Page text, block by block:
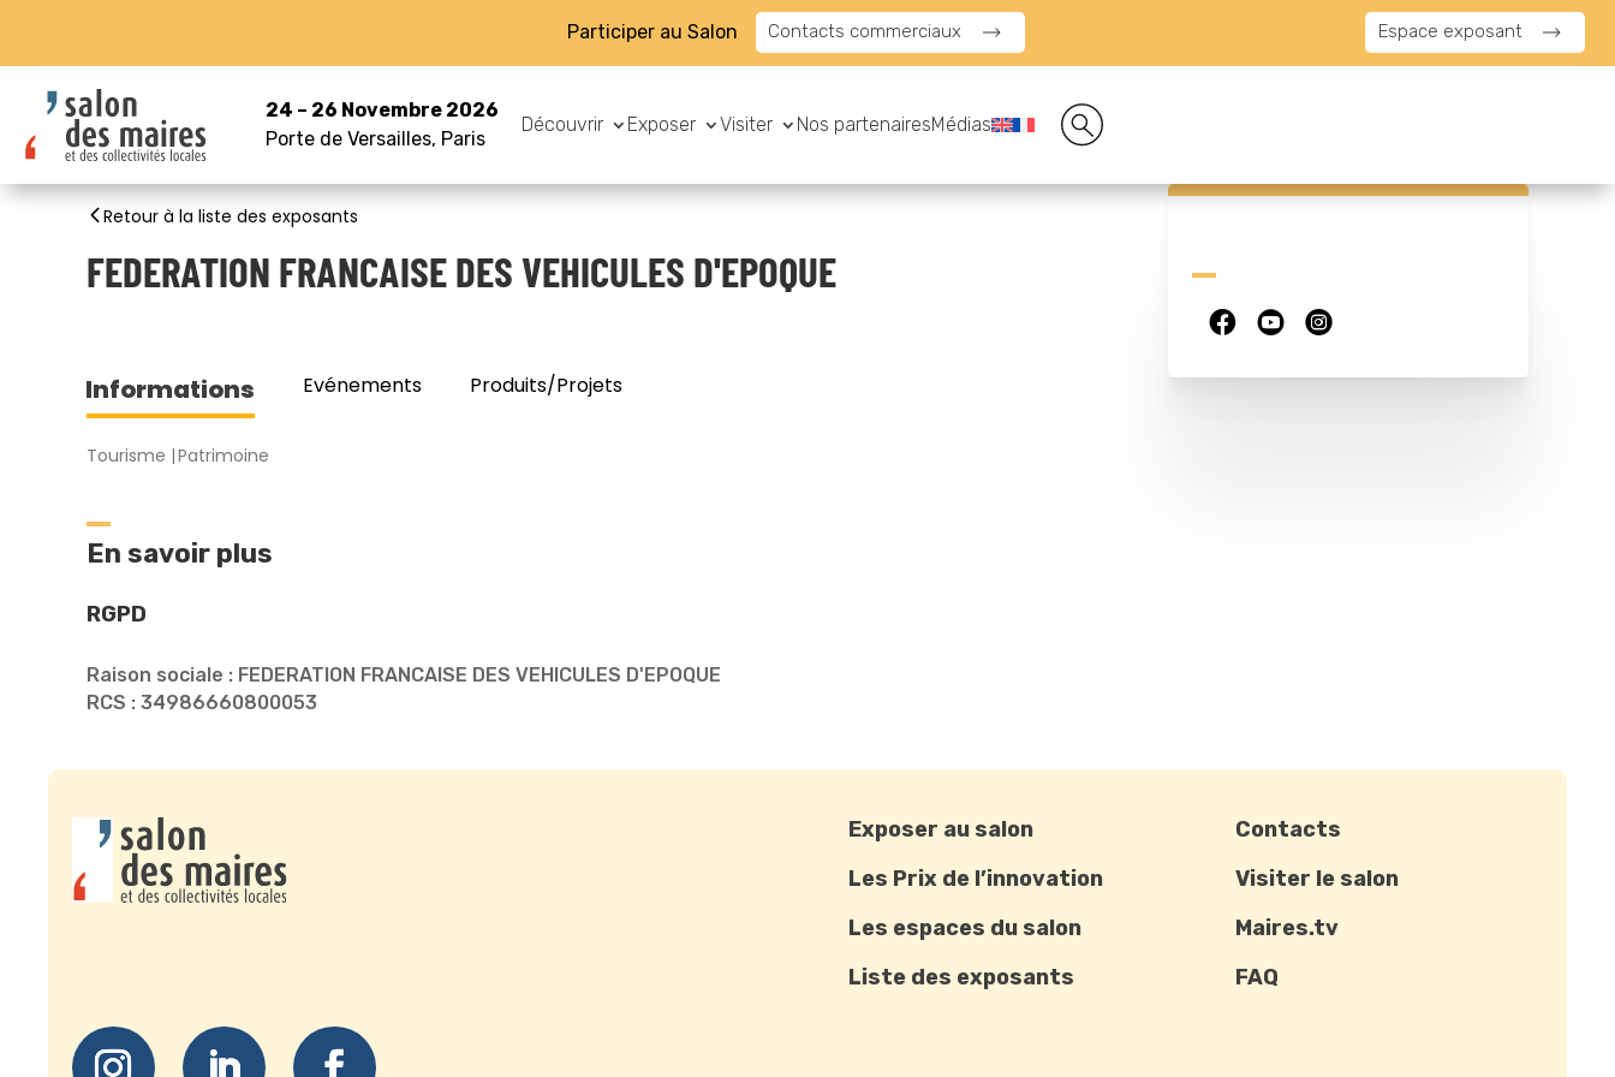
Participer au Salon Contacts commerciaux Espace exposant
24 – 26 Novembre 2026
Porte de Versailles, Paris
Découvrir Exposer Visiter Nos partenairesMédias
Retour à la liste des exposants
FEDERATION FRANCAISE DES VEHICULES D'EPOQUE
Informations Evénements Produits/Projets
Tourisme Patrimoine
En savoir plus
RGPD
Raison sociale : FEDERATION FRANCAISE DES VEHICULES D'EPOQUE
RCS : 34986660800053
Exposer au salon
Les Prix de l’innovation
Les espaces du salon
Liste des exposants
Contacts
Visiter le salon
Maires.tv
FAQ